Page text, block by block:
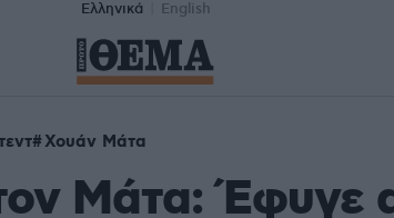
Ελληνικά English
Χουάν Μάτα
Μάτα: Έφυγε